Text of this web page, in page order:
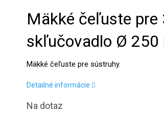
Mäkké čeľuste pre
skľučovadlo Ø 250
Mäkké čeľuste pre sústruhy.
Detailné informácie
Na dotaz